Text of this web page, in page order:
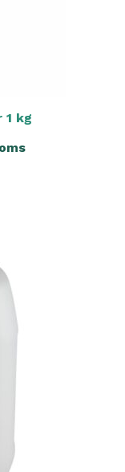
1 kg